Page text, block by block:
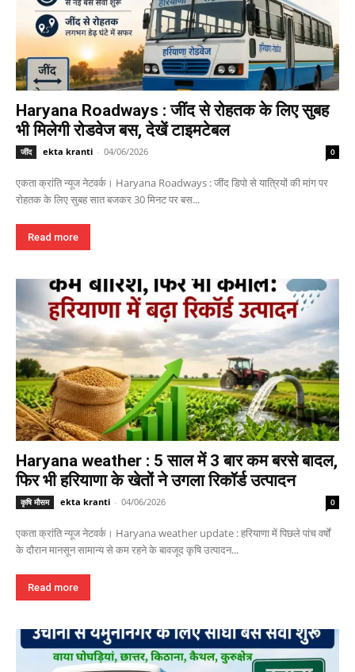
Haryana Roadways : जींद से रोहतक के लिए सुबह
भी मिलेगी रोडवेज बस, देखें टाइमटेबल
जींद ekta kranti - 04/06/2026 0
एकता क्रांति न्यूज नेटवर्क। Haryana Roadways : जींद डिपो से यात्रियों की मांग पर
रोहतक के लिए सुबह सात बजकर 30 मिनट पर बस...
Read more
Haryana weather : 5 साल में 3 बार कम बरसे बादल,
फिर भी हरियाणा के खेतों ने उगला रिकॉर्ड उत्पादन
कृषि मौसम ekta kranti - 04/06/2026 0
एकता क्रांति न्यूज नेटवर्क। Haryana weather update : हरियाणा में पिछले पांच वर्षों
के दौरान मानसून सामान्य से कम रहने के बावजूद कृषि उत्पादन...
Read more